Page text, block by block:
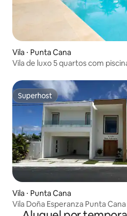
Vila ⋅ Punta Cana
Vila de luxo 5 quartos com
Superhost
Superhost
Vila ⋅ Punta Cana
Vila Doña Esperanza Punta Cana